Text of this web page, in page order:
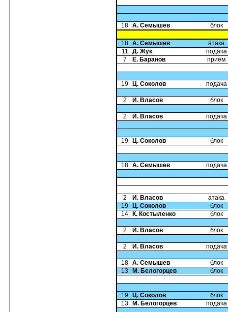
18 А. Семышев блок
18 А. Семышев
атака
11
Д. Жук
подача
7
Е. Баранов приём
19 Ц. Соколов подача
2 И. Власов блок
2 И. Власов подача
19 Ц. Соколов блок
18 А. Семышев подача
2 И. Власов
атака
19
Ц. Соколов
блок
14
К. Костыленко блок
2 И. Власов блок
2 И. Власов подача
18 А. Семышев
блок
13
М. Белогорцев блок
19 Ц. Соколов
блок
13
М. Белогорцев подача